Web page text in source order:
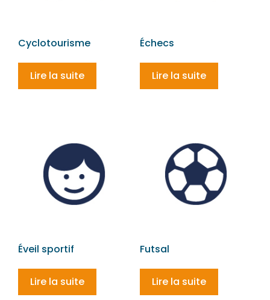
Cyclotourisme
Lire la suite
Échecs
Lire la suite
Éveil sportif
Lire la suite
Futsal
Lire la suite